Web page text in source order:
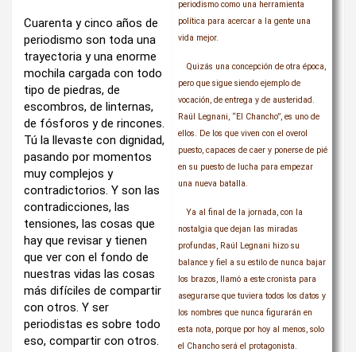
periodismo como una herramienta
política para acercar a la gente una
vida mejor.
Quizás una concepción de otra época,
pero que sigue siendo ejemplo de
vocación, de entrega y de austeridad.
Raúl Legnani, “El Chancho”, es uno de
ellos. De los que viven con el overol
puesto, capaces de caer y ponerse de pié
en su puesto de lucha para empezar
una nueva batalla.
Ya al final de la jornada, con la
nostalgia que dejan las miradas
profundas, Raúl Legnani hizo su
balance y fiel a su estilo de nunca bajar
los brazos, llamó a este cronista para
asegurarse que tuviera todos los datos y
los nombres que nunca figurarán en
esta nota, porque por hoy al menos, solo
el Chancho será el protagonista.
Cuarenta y cinco años de
periodismo son toda una
trayectoria y una enorme
mochila cargada con todo
tipo de piedras, de
escombros, de linternas,
de fósforos y de rincones.
Tú la llevaste con dignidad,
pasando por momentos
muy complejos y
contradictorios. Y son las
contradicciones, las
tensiones, las cosas que
hay que revisar y tienen
que ver con el fondo de
nuestras vidas las cosas
más difíciles de compartir
con otros. Y ser
periodistas es sobre todo
eso, compartir con otros.